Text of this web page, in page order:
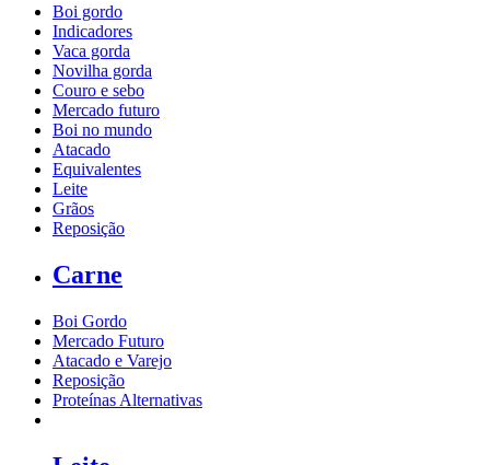
Boi gordo
Indicadores
Vaca gorda
Novilha gorda
Couro e sebo
Mercado futuro
Boi no mundo
Atacado
Equivalentes
Leite
Grãos
Reposição
Carne
Boi Gordo
Mercado Futuro
Atacado e Varejo
Reposição
Proteínas Alternativas